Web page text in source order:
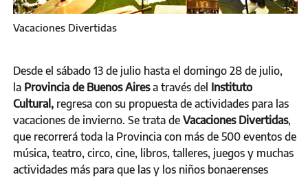
Vacaciones Divertidas
Desde el sábado 13 de julio hasta el domingo 28 de julio,
la Provincia de Buenos Airesa través del Instituto
Cultural, regresa con su propuesta de actividades para las
vacaciones de invierno. Se trata de Vacaciones Divertidas,
que recorrerá toda la Provincia con más de 500 eventos de
música, teatro, circo, cine, libros, talleres, juegos y muchas
actividades más para que las y los niños bonaerenses